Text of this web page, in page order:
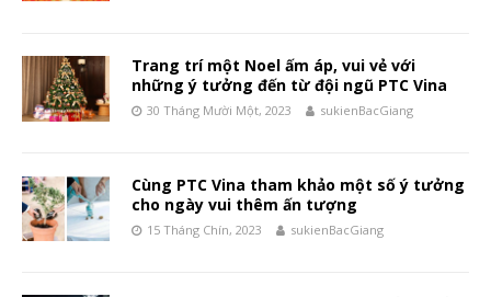
Trang trí một Noel ấm áp, vui vẻ với
những ý tưởng đến từ đội ngũ PTC Vina
30 Tháng Mười Một, 2023 sukienBacGiang
Cùng PTC Vina tham khảo một số ý tưởng
cho ngày vui thêm ấn tượng
15 Tháng Chín, 2023 sukienBacGiang